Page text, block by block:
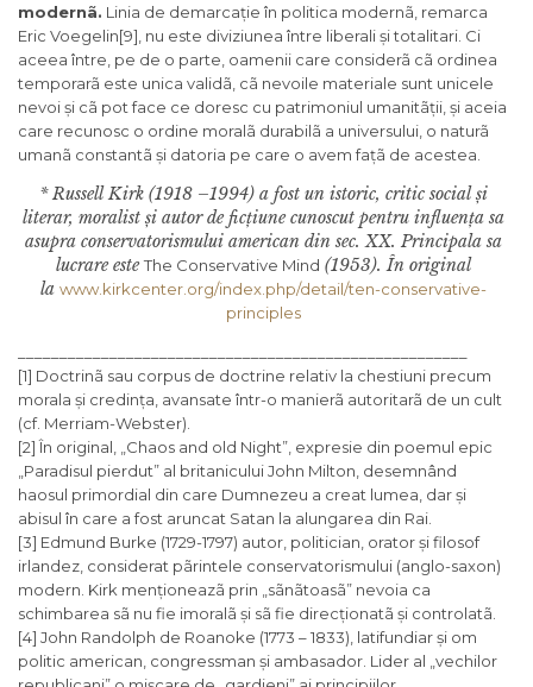
modernã. Linia de demarcație în politica modernã, remarca
Eric Voegelin[9], nu este diviziunea între liberali și totalitari. Ci
aceea între, pe de o parte, oamenii care considerã cã ordinea
temporarã este unica validã, cã nevoile materiale sunt unicele
nevoi și cã pot face ce doresc cu patrimoniul umanitãții, și aceia
care recunosc o ordine moralã durabilã a universului, o naturã
umanã constantã și datoria pe care o avem fațã de acestea.
* Russell Kirk (1918 –1994) a fost un istoric, critic social și
literar, moralist și autor de ficțiune cunoscut pentru influența sa
asupra conservatorismului american din sec. XX. Principala sa
lucrare esteThe Conservative Mind (1953). În original
la www.kirkcenter.org/index.php/detail/ten-conservative-
principles
[1] Doctrinã sau corpus de doctrine relativ la chestiuni precum
morala și credința, avansate într-o manierã autoritarã de un cult
(cf. Merriam-Webster).
[2] În original, „Chaos and old Night”, expresie din poemul epic
„Paradisul pierdut” al britanicului John Milton, desemnând
haosul primordial din care Dumnezeu a creat lumea, dar și
abisul în care a fost aruncat Satan la alungarea din Rai.
[3] Edmund Burke (1729-1797) autor, politician, orator și filosof
irlandez, considerat pãrintele conservatorismului (anglo-saxon)
modern. Kirk menționeazã prin „sãnãtoasã” nevoia ca
schimbarea sã nu fie imoralã și sã fie direcționatã și controlatã.
[4] John Randolph de Roanoke (1773 – 1833), latifundiar și om
politic american, congressman și ambasador. Lider al „vechilor